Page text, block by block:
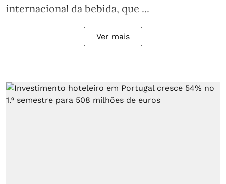
internacional da bebida, que ...
Ver mais